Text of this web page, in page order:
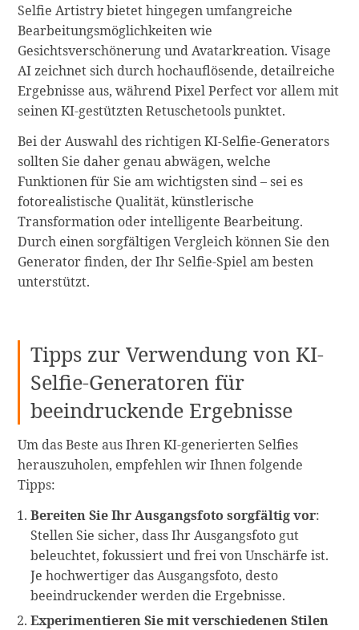
Selfie Artistry bietet hingegen umfangreiche
Bearbeitungsmöglichkeiten wie
Gesichtsverschönerung und Avatarkreation. Visage
AI zeichnet sich durch hochauflösende, detailreiche
Ergebnisse aus, während Pixel Perfect vor allem mit
seinen KI-gestützten Retuschetools punktet.
Bei der Auswahl des richtigen KI-Selfie-Generators
sollten Sie daher genau abwägen, welche
Funktionen für Sie am wichtigsten sind – sei es
fotorealistische Qualität, künstlerische
Transformation oder intelligente Bearbeitung.
Durch einen sorgfältigen Vergleich können Sie den
Generator finden, der Ihr Selfie-Spiel am besten
unterstützt.
Tipps zur Verwendung von KI-
Selfie-Generatoren für
beeindruckende Ergebnisse
Um das Beste aus Ihren KI-generierten Selfies
herauszuholen, empfehlen wir Ihnen folgende
Tipps:
Bereiten Sie Ihr Ausgangsfoto sorgfältig vor:
Stellen Sie sicher, dass Ihr Ausgangsfoto gut
beleuchtet, fokussiert und frei von Unschärfe ist.
Je hochwertiger das Ausgangsfoto, desto
beeindruckender werden die Ergebnisse.
Experimentieren Sie mit verschiedenen Stilen